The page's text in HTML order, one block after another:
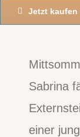
Jetzt kaufen
Sabrina
einer